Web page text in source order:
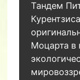
Тандем
Моцарта в